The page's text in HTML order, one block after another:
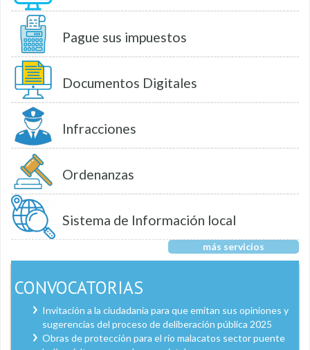
Pague sus impuestos
Documentos Digitales
Infracciones
Ordenanzas
Sistema de Información local
más servicios
CONVOCATORIAS
Invitación a la ciudadanía para que emitan sus opiniones y
sugerencias del proceso de deliberación pública 2025
Obras de protección para el río malacatos sector puente